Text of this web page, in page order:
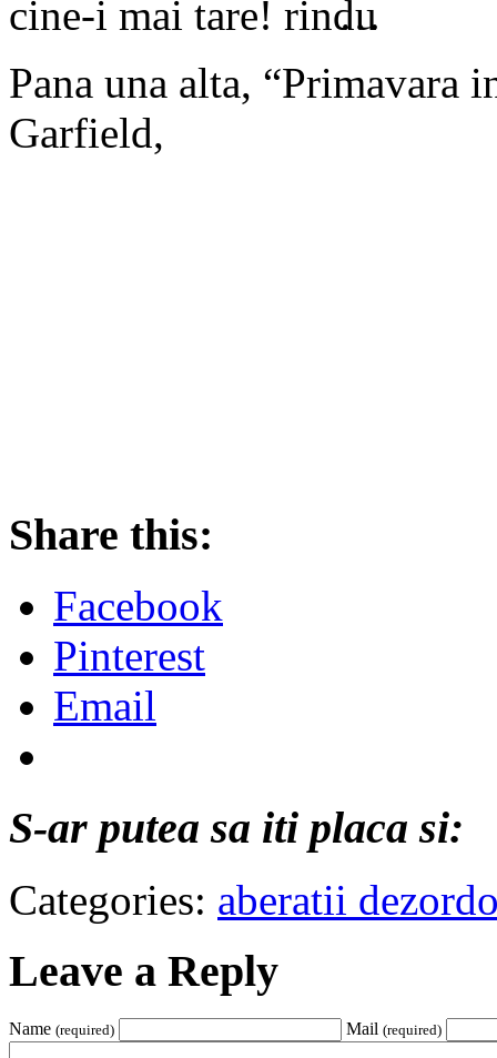
cine-i mai tare!
…
Pana una alta,
Garfield,
Share this:
Facebook
Pinterest
Email
S-ar putea sa iti placa si:
Categories: aberatii
Leave a Reply
Name (required) Mail (required)